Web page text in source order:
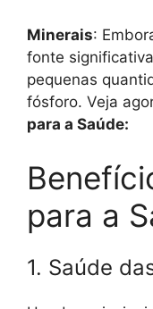
Minerais:
fonte
pequenas
fósforo. Veja
para a Saúde:
para a
1. Saúde